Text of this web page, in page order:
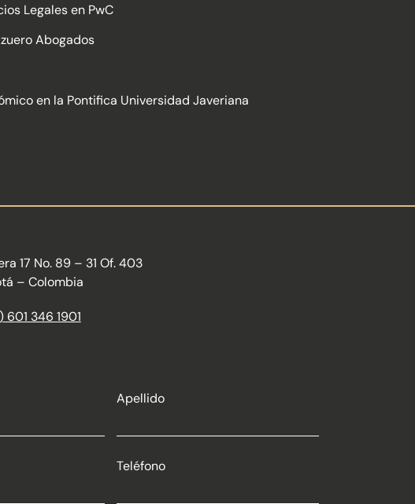
Legales en PwC
Abogados
en la Pontifica Universidad Javeriana
17 No. 89 – 31 Of. 403
– Colombia
601 346 1901
Apellido
Teléfono